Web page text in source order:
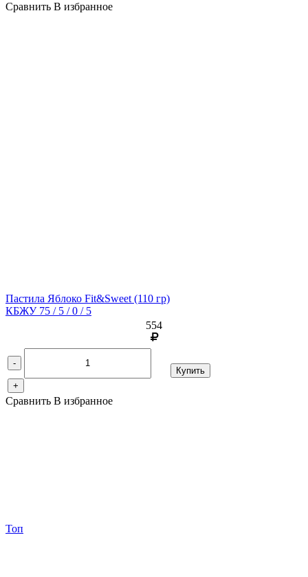
Сравнить В избранное
Пастила Яблоко Fit&Sweet (110 гр)
КБЖУ 75 / 5 / 0 / 5
554
-
+
Купить
Сравнить В избранное
Топ